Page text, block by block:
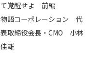
て覚醒せよ 前編
物語コーポレーション 代
表取締役会長・CMO 小林
佳雄